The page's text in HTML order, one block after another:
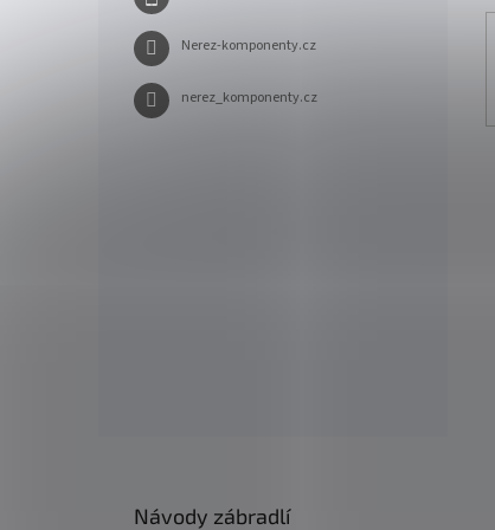
Nerez-komponenty.cz
nerez_komponenty.cz
Návody zábradlí